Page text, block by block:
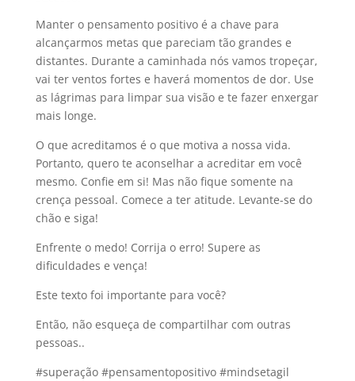
Manter o pensamento positivo é a chave para
alcançarmos metas que pareciam tão grandes e
distantes. Durante a caminhada nós vamos tropeçar,
vai ter ventos fortes e haverá momentos de dor. Use
as lágrimas para limpar sua visão e te fazer enxergar
mais longe.
O que acreditamos é o que motiva a nossa vida.
Portanto, quero te aconselhar a acreditar em você
mesmo. Confie em si! Mas não fique somente na
crença pessoal. Comece a ter atitude. Levante-se do
chão e siga!
Enfrente o medo! Corrija o erro! Supere as
dificuldades e vença!
Este texto foi importante para você?
Então, não esqueça de compartilhar com outras
pessoas..
#superação #pensamentopositivo #mindsetagil